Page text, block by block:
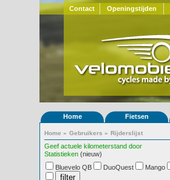
Contact Openingstijden
Home Fietsen
Home » Gebruikers » Rijderslijst
Geef actuele kilometerstand door
Statistieken (nieuw)
Bluevelo QB
DuoQuest Mango